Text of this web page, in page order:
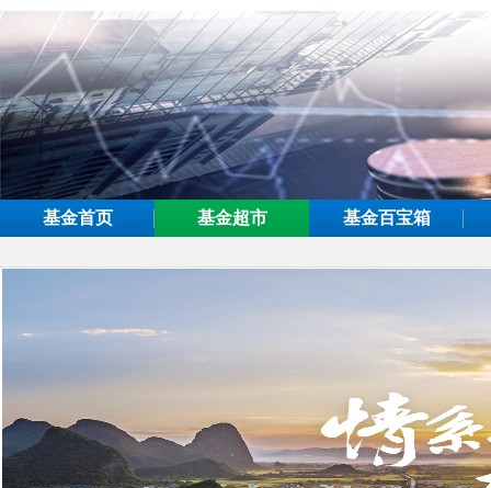
基金首页 基金超市 基金百宝箱